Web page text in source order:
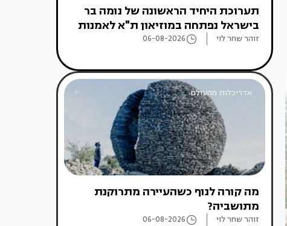
תערוכת היחיד הראשונה של נומה בר
בישראל נפתחה במוזיאון ת"א לאמנות
זוהר שחר לוי 06-08-2026
אדריכלות מהעולם
מה קורה לנוף כשהעיירה מתרוקנת
מתושביה?
זוהר שחר לוי 06-08-2026